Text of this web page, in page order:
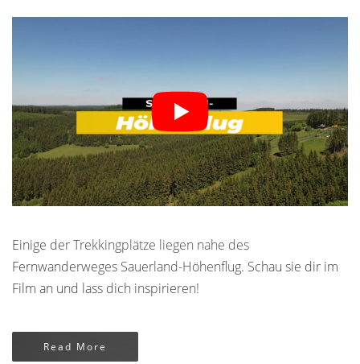
Einige der Trekkingplätze liegen nahe des
Fernwanderweges Sauerland-Höhenflug. Schau sie dir im
Film an und lass dich inspirieren!
Read More